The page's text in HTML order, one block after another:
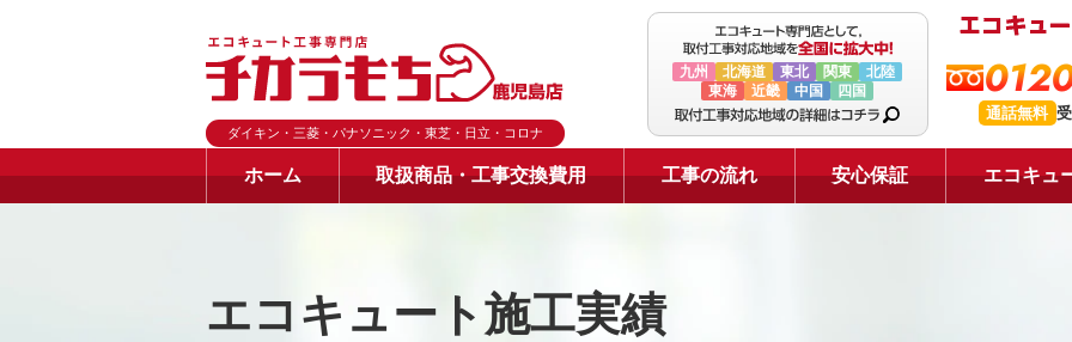
ダイキン・三菱・パナソニック・東芝・日立・コロナ
九州 北海道 東北 関東
北陸
東海
近畿 中国 四国
通話無料
ホーム 取扱商品・工事交換費用 工事の流れ 安心保証 エコキュ
エコキュート施工実績